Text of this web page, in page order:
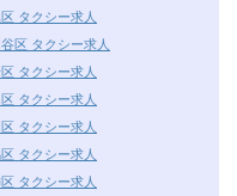
タクシー求人
区 タクシー求人
タクシー求人
タクシー求人
タクシー求人
タクシー求人
タクシー求人